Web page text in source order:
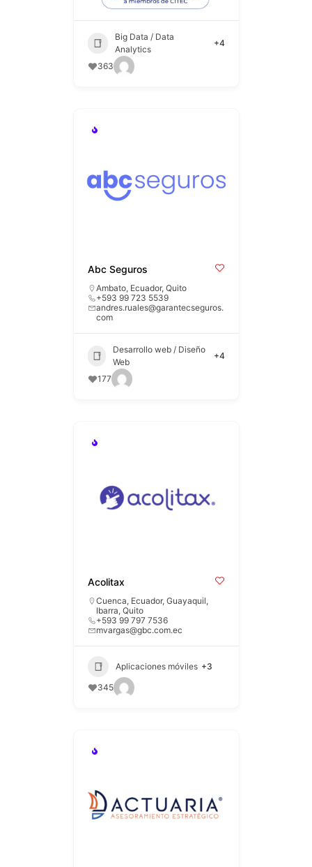
Big Data / Data
Analytics
+4
363
Abc Seguros
Ambato, Ecuador, Quito
+593 99 723 5539
andres.ruales@garantecseguros.
com
Desarrollo web / Diseño
Web
+4
177
Acolitax
Cuenca, Ecuador, Guayaquil,
Ibarra, Quito
+593 99 797 7536
mvargas@gbc.com.ec
Aplicaciones móviles +3
345